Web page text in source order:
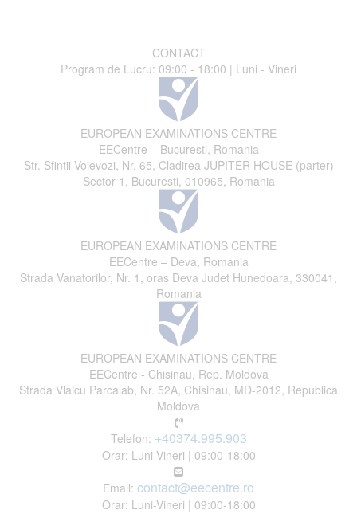
CONTACT
Program de Lucru: 09:00 - 18:00 | Luni - Vineri
EUROPEAN EXAMINATIONS CENTRE
EECentre – Bucuresti, Romania
Str. Sfintii Voievozi, Nr. 65, Cladirea JUPITER HOUSE (parter)
Sector 1, Bucuresti, 010965, Romania
EUROPEAN EXAMINATIONS CENTRE
EECentre – Deva, Romania
Strada Vanatorilor, Nr. 1, oras Deva Judet Hunedoara, 330041,
Romania
EUROPEAN EXAMINATIONS CENTRE
EECentre - Chisinau, Rep. Moldova
Strada Vlaicu Parcalab, Nr. 52A, Chisinau, MD-2012, Republica
Moldova
Telefon: +40374.995.903
Orar: Luni-Vineri | 09:00-18:00
Email: contact@eecentre.ro
Orar: Luni-Vineri | 09:00-18:00